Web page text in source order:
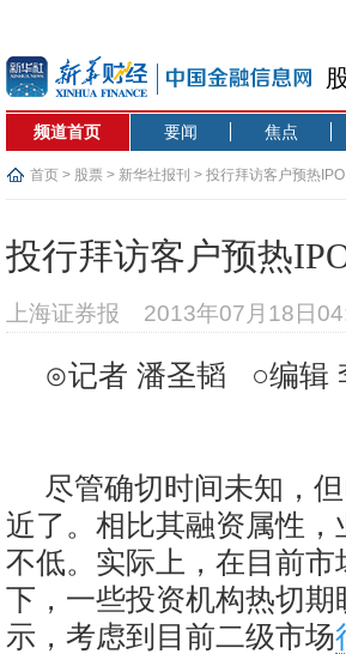
频道首页 要闻 焦点
首页 > 股票 > 新华社报刊 > 投行拜访客户预热
投行拜访客户预热
上海证券报 2013年07月18日
⊙记者 潘圣韬 ○编辑
尽管确切时间未知，
近了。相比其融资属性
不低。实际上，在目前
下，一些投资机构热切期
示，考虑到目前二级市场